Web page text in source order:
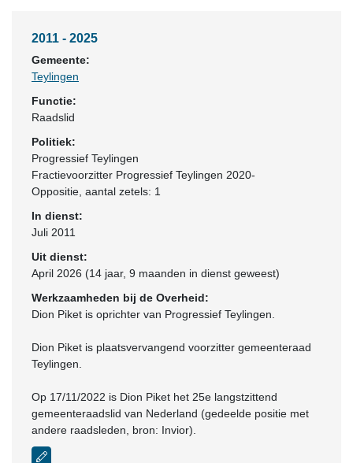
2011 - 2025
Gemeente:
Teylingen
Functie:
Raadslid
Politiek:
Progressief Teylingen
Fractievoorzitter Progressief Teylingen 2020-
Oppositie , aantal zetels: 1
In dienst:
Juli 2011
Uit dienst:
April 2026 (14 jaar, 9 maanden in dienst geweest)
Werkzaamheden bij de Overheid:
Dion Piket is oprichter van Progressief Teylingen.
Dion Piket is plaatsvervangend voorzitter gemeenteraad
Teylingen.
Op 17/11/2022 is Dion Piket het 25e langstzittend
gemeenteraadslid van Nederland (gedeelde positie met
andere raadsleden, bron: Invior).